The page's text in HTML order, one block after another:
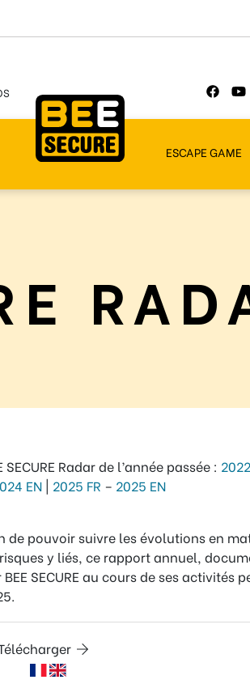
ESCAPE GAME
SECURE Radar de l’année passée : 2022
EN| 2025 FR – 2025 EN
de pouvoir suivre les évolutions en
y liés, ce rapport annuel,
BEE SECURE au cours de ses activités